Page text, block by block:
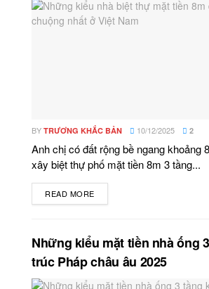
BY TRƯƠNG KHẮC BẢN 10/12/2025 2
Anh chị có đất rộng bề ngang khoảng
xây biệt thự phố mặt tiền 8m 3 tầng...
READ MORE
Những kiểu mặt tiền nhà ống
trúc Pháp châu âu 2025